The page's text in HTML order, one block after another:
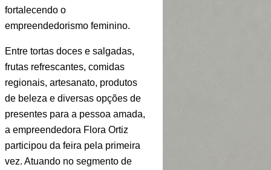
fortalecendo o
empreendedorismo feminino.
Entre tortas doces e salgadas,
frutas refrescantes, comidas
regionais, artesanato, produtos
de beleza e diversas opções de
presentes para a pessoa amada,
a empreendedora Flora Ortiz
participou da feira pela primeira
vez. Atuando no segmento de